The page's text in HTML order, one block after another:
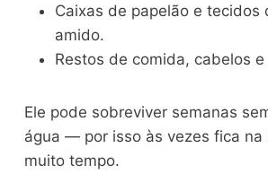
Caixas de papelão e tecidos
amido.
Restos de comida, cabelos
Ele pode sobreviver semanas
água — por isso às vezes fica na
muito tempo.